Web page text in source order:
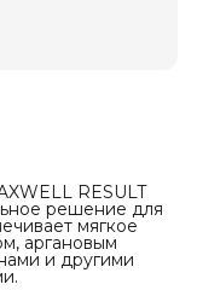
RESULT
решение для
мягкое
аргановым
и другими